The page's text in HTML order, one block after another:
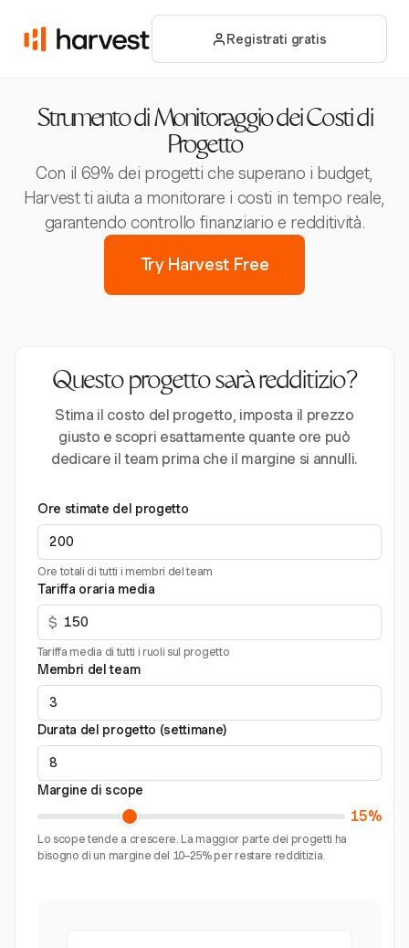
Registrati gratis
Strumento di Monitoraggio dei Costi di
Progetto
Con il 69% dei progetti che superano i budget,
Harvest ti aiuta a monitorare i costi in tempo reale,
garantendo controllo finanziario e redditività.
Try Harvest Free
Questo progetto sarà redditizio?
Stima il costo del progetto, imposta il prezzo
giusto e scopri esattamente quante ore può
dedicare il team prima che il margine si annulli.
Ore stimate del progetto
Ore totali di tutti i membri del team
Tariffa oraria media
$
Tariffa media di tutti i ruoli sul progetto
Membri del team
Durata del progetto (settimane)
Margine di scope
15%
Lo scope tende a crescere. La maggior parte dei progetti ha
bisogno di un margine del 10–25% per restare redditizia.